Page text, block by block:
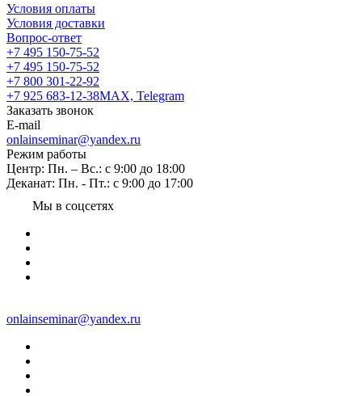
Условия оплаты
Условия доставки
Вопрос-ответ
+7 495 150-75-52
+7 495 150-75-52
+7 800 301-22-92
+7 925 683-12-38MAX, Telegram
Заказать звонок
E-mail
onlainseminar@yandex.ru
Режим работы
Центр: Пн. – Вс.: с 9:00 до 18:00
Деканат: Пн. - Пт.: с 9:00 до 17:00
Мы в соцсетях
onlainseminar@yandex.ru